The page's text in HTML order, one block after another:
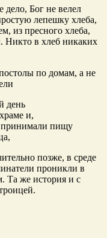
Бог не велел
лепешку хлеба,
из пресного хлеба,
Никто в хлеб никаких
по домам, а не
день
и,
принимали пищу
позже, в среде
проникли в
Та же история и с